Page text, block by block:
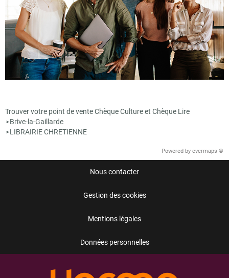
Trouver votre point de vente Chèque Culture et Chèque Lire
> Brive-la-Gaillarde
> LIBRAIRIE CHRETIENNE
Powered by evermaps ©
Nous contacter
Gestion des cookies
Mentions légales
Données personnelles